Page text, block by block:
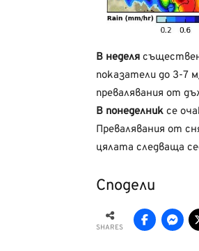
В неделя
показатели до 3-7
превалявания от
В понеделник се
Превалявания от
цялата следваща
Сподели
SHARES